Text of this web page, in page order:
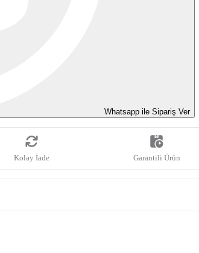
Whatsapp ile Sipariş Ver
Kolay İade Garantili Ürün